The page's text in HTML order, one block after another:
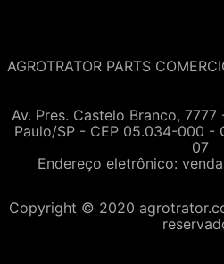
AGROTRATOR PARTS
Av. Pres. Castelo Branco,
Paulo/SP - CEP 05.034-000 -
07
Endereço eletrônico:
Copyright © 2020